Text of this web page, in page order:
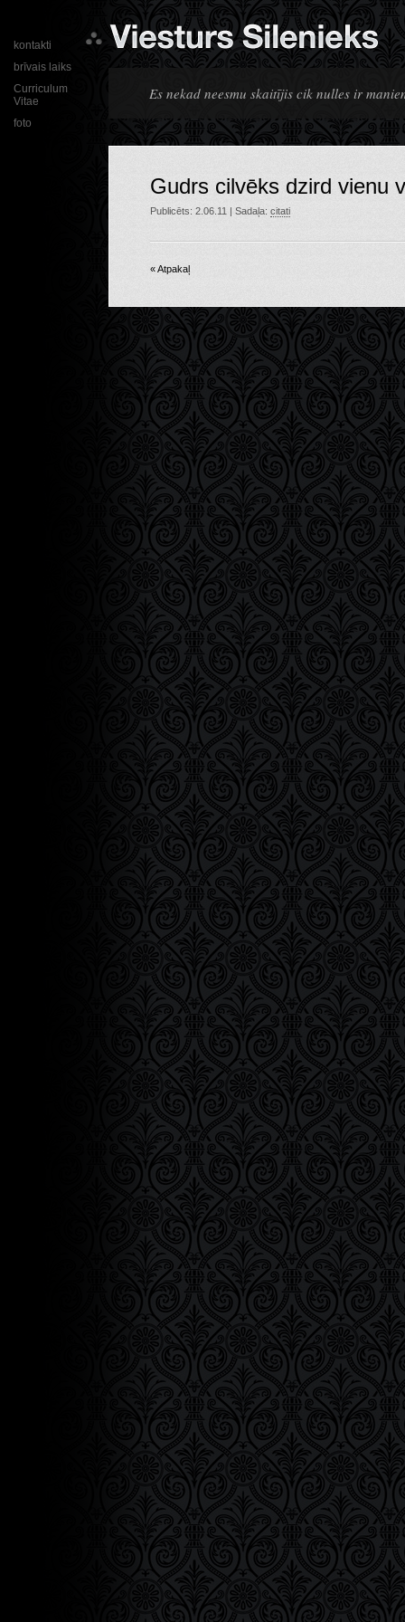
Es nekad neesmu skaitījis cik nulles ir
kontakti
brīvais laiks
Curriculum
Vitae
foto
Gudrs cilvēks dzird vienu
Publicēts: 2.06.11 | Sadaļa: citati
« Atpakaļ